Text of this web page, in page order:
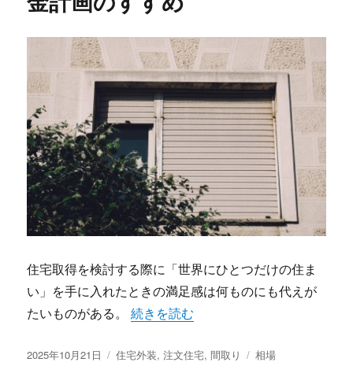
住宅取得を検討する際に「世界にひとつだけの住ま
い」を手に入れたときの満足感は何ものにも代えが
たいものがある。“注文住宅で叶える理想の間取りと後
続きを読む
投
2025年10月21日
カ
住宅外装,注文住宅,間取り
タ
相場